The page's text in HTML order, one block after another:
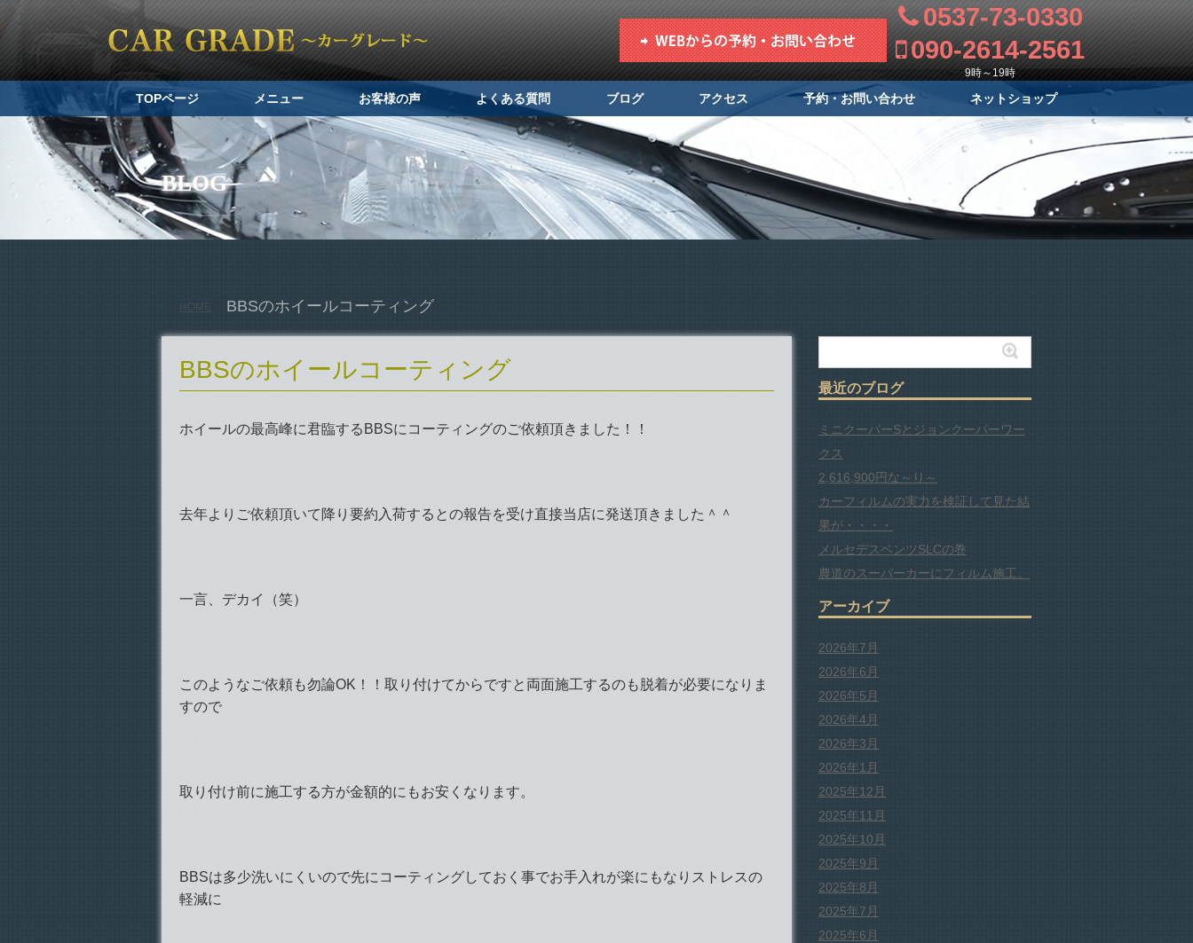
0537-73-0330
090-2614-2561
9時～19時
TOPページ メニュー お客様の声 よくある質問 ブログ アクセス 予約・お問い合わせ ネットショップ
BLOG
BBSのホイールコーティング
BBSのホイールコーティング
ホイールの最高峰に君臨するBBSにコーティングのご依頼頂きました！！
去年よりご依頼頂いて降り要約入荷するとの報告を受け直接当店に発送頂きました＾＾
一言、デカイ（笑）
このようなご依頼も勿論OK！！取り付けてからですと両面施工するのも脱着が必要になりま
すので
取り付け前に施工する方が金額的にもお安くなります。
BBSは多少洗いにくいので先にコーティングしておく事でお手入れが楽にもなりストレスの
軽減に
最近のブログ
ミニクーパーSとジョンクーパーワー
クス
2,616,900円な～り～
カーフィルムの実力を検証して見た結
果が・・・・
メルセデスベンツSLCの巻
農道のスーパーカーにフィルム施工。
アーカイブ
2026年7月
2026年6月
2026年5月
2026年4月
2026年3月
2026年1月
2025年12月
2025年11月
2025年10月
2025年9月
2025年8月
2025年7月
2025年6月